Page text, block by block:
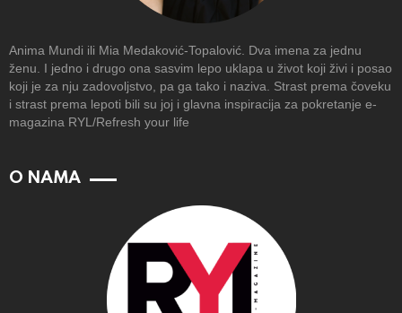
Anima Mundi ili Mia Medaković-Topalović. Dva imena za jednu
ženu. I jedno i drugo ona sasvim lepo uklapa u život koji živi i posao
koji je za nju zadovoljstvo, pa ga tako i naziva. Strast prema čoveku
i strast prema lepoti bili su joj i glavna inspiracija za pokretanje e-
magazina RYL/Refresh your life
O NAMA